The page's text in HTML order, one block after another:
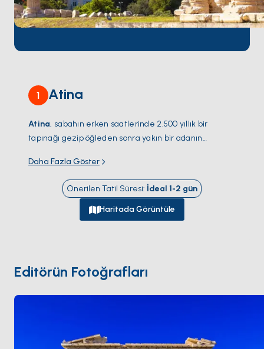
1 Atina
Atina, sabahın erken saatlerinde 2.500 yıllık bir
tapınağı gezip öğleden sonra yakın bir adanın
biri. Yemek turist hattından çıktığınız anda farklılaşıyor
Mikrolimano'da taze deniz ürünleri, Pire kıyısında
saatlerce süren öğle yemekleri. Yunanistan'ın en
Alimos, şehrin güney ucunda yer
Saronik KörfeziileKiklad Adaları
batımında turuncuya çalan haliyle görürsünüz. Sezon
Nisan – Ekimarasında; yelken açmadan önce şehre
bir gün ayırmanız iyi olur.
Daha Fazla Göster
Önerilen Tatil Süresi: İdeal 1-2 gün
Haritada Görüntüle
Editörün Fotoğrafları